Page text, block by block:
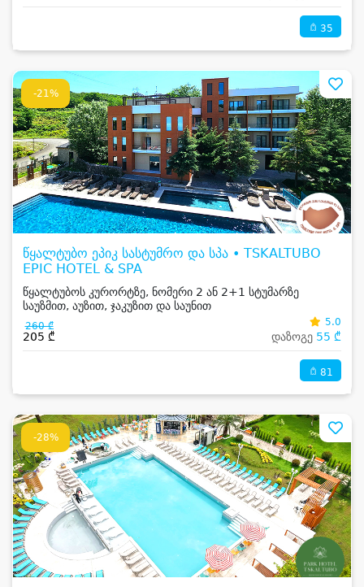
35
-21%
წყალტუბო ეპიკ სასტუმრო და სპა • TSKALTUBO
EPIC HOTEL & SPA
წყალტუბოს კურორტზე, ნომერი 2 ან 2+1 სტუმარზე
საუზმით, აუზით, ჯაკუზით და საუნით
260 ₾
205 ₾
5.0
დაზოგე 55 ₾
81
-28%